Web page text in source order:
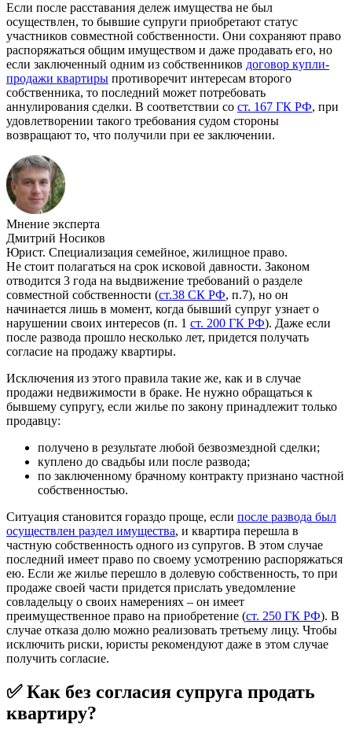
Если после расставания дележ имущества не был
осуществлен, то бывшие супруги приобретают статус
участников совместной собственности. Они сохраняют право
распоряжаться общим имуществом и даже продавать его, но
если заключенный одним из собственников договор купли-
продажи квартиры противоречит интересам второго
собственника, то последний может потребовать
аннулирования сделки. В соответствии со ст. 167 ГК РФ, при
удовлетворении такого требования судом стороны
возвращают то, что получили при ее заключении.
Мнение эксперта
Дмитрий Носиков
Юрист. Специализация семейное, жилищное право.
Не стоит полагаться на срок исковой давности. Законом
отводится 3 года на выдвижение требований о разделе
совместной собственности (ст.38 СК РФ, п.7), но он
начинается лишь в момент, когда бывший супруг узнает о
нарушении своих интересов (п. 1 ст. 200 ГК РФ). Даже если
после развода прошло несколько лет, придется получать
согласие на продажу квартиры.
Исключения из этого правила такие же, как и в случае
продажи недвижимости в браке. Не нужно обращаться к
бывшему супругу, если жилье по закону принадлежит только
продавцу:
получено в результате любой безвозмездной сделки;
куплено до свадьбы или после развода;
по заключенному брачному контракту признано частной
собственностью.
Ситуация становится гораздо проще, если после развода был
осуществлен раздел имущества, и квартира перешла в
частную собственность одного из супругов. В этом случае
последний имеет право по своему усмотрению распоряжаться
ею. Если же жилье перешло в долевую собственность, то при
продаже своей части придется прислать уведомление
совладельцу о своих намерениях – он имеет
преимущественное право на приобретение (ст. 250 ГК РФ). В
случае отказа долю можно реализовать третьему лицу. Чтобы
исключить риски, юристы рекомендуют даже в этом случае
получить согласие.
✅ Как без согласия супруга продать
квартиру?